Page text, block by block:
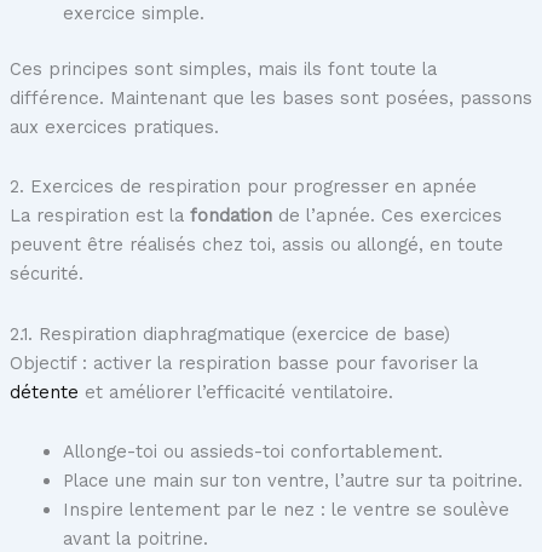
exercice simple.
Ces principes sont simples, mais ils font toute la
différence. Maintenant que les bases sont posées, passons
aux exercices pratiques.
2. Exercices de respiration pour progresser en apnée
La respiration est la fondationde l’apnée. Ces exercices
peuvent être réalisés chez toi, assis ou allongé, en toute
sécurité.
2.1. Respiration diaphragmatique (exercice de base)
Objectif : activer la respiration basse pour favoriser la
détente et améliorer l’efficacité ventilatoire.
Allonge-toi ou assieds-toi confortablement.
Place une main sur ton ventre, l’autre sur ta poitrine.
Inspire lentement par le nez : le ventre se soulève
avant la poitrine.